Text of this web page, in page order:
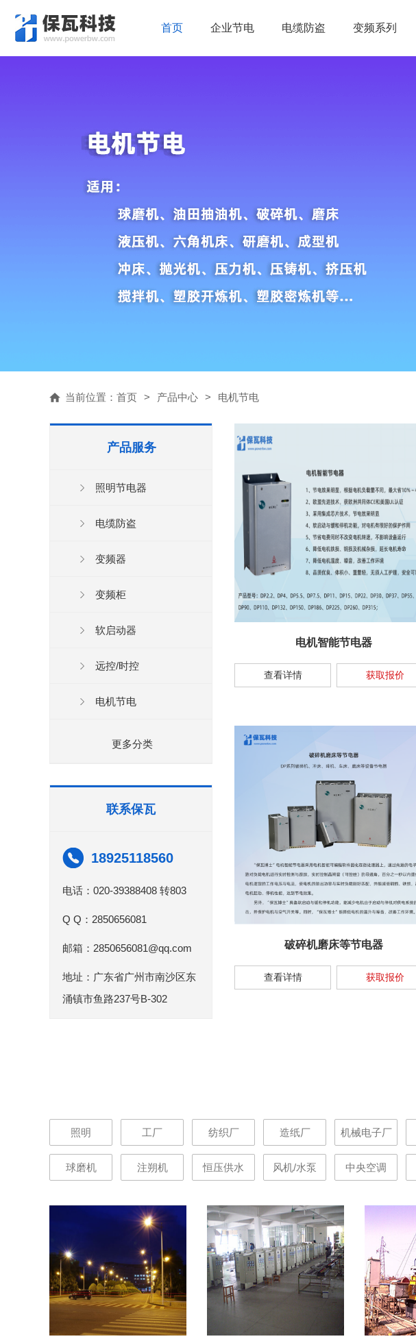
首页 企业节电 电缆防盗 变频系列
当前位置： 首页 > 产品中心 > 电机节电
产品服务
照明节电器
电缆防盗
变频器
变频柜
软启动器
远控/时控
电机节电
更多分类
联系保瓦
18925118560
电话：020-39388408 转803
Q Q：2850656081
邮箱：2850656081@qq.com
地址：广东省广州市南沙区东
涌镇市鱼路237号B-302
电机智能节电器
查看详情 获取报价
破碎机磨床等节电器
查看详情 获取报价
照明 工厂 纺织厂 造纸厂 机械电子厂
球磨机 注朔机 恒压供水 风机/水泵 中央空调